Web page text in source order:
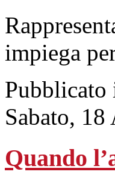
impiega
Pubblicato
Sabato,
Quando